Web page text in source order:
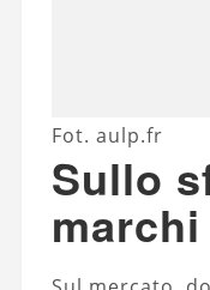
Fot. aulp.fr
Sullo